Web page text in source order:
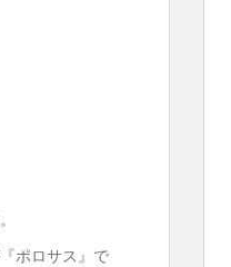
ポロサス』で